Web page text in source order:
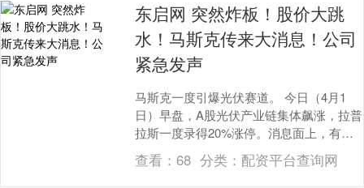
东启网 突然炸板！股价大跳
水！马斯克传来大消息！公司
紧急发声
马斯克一度引爆光伏赛道。 今日（4月1
日）早盘，A股光伏产业链集体飙涨，拉普
拉斯一度录得20%涨停。消息面上，有报
道称，拉普拉斯于近日中标特斯拉光伏项
目第二期，....
查看：68 分类： 配资平台查询网